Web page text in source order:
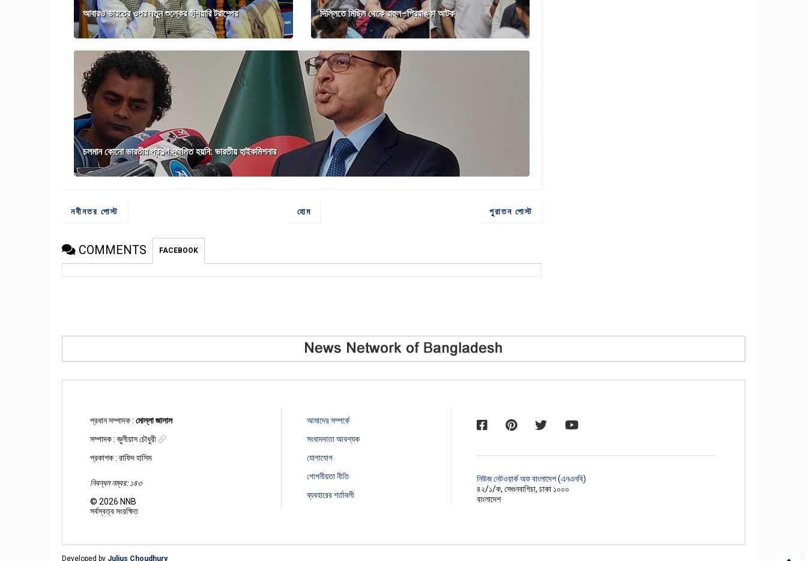
আবারও ভারতের ওপর নতুন শুল্কের হুঁশিয়ারি ট্রাম্পের দিল্লিতে মিছিল থেকে রাহুল–প্রিয়াঙ্কা আটক
চলমান কোনো ভারতীয় প্রকল্প স্থগিত হয়নি: ভারতীয় হাইকমিশনার
নবীনতর পোস্ট পুরাতন পোস্ট
হোম
COMMENTS FACEBOOK
প্রধান সম্পাদক : মোল্লা জালাল
সম্পাদক : জুলীয়াস চৌধুরী
প্রকাশক : রাফিদ হাসিম
নিবন্ধন নম্বর: ১৪৩
© 2026 NNB
সর্বস্বত্ব সংরক্ষিত
আমাদের সম্পর্কে
সংবাদদাতা আবশ্যক
যোগাযোগ
গোপনীয়তা নীতি
ব্যবহারের শর্তাবলী
নিউজ নেটওয়ার্ক অফ বাংলাদেশ (এনএনবি)
৪২/১/ক, সেগুনবাগিচা, ঢাকা ১০০০
বাংলাদেশ
Developed by Julius Choudhury